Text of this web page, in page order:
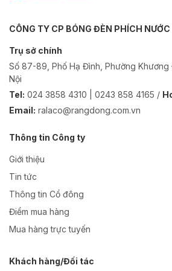
CÔNG TY CP BÓNG ĐÈN PHÍCH
Trụ sở chính
Số 87-89, Phố Hạ Đình, Phường Khương
Nội
Tel: 024 3858 4310 | 0243 858 4165 /
Email: ralaco@rangdong.com.vn
Thông tin Công ty
Giới thiệu
Tin tức
Thông tin Cổ đông
Điểm mua hàng
Mua hàng trực tuyến
Khách hàng/Đối tác